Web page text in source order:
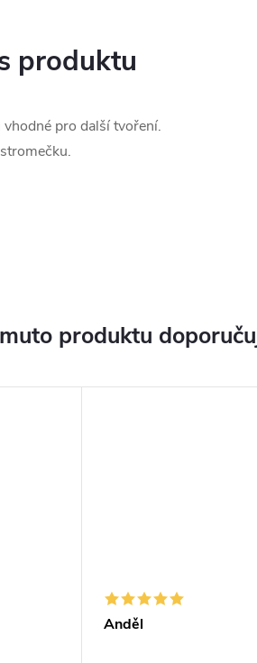
produktu
pro další tvoření.
produktu
Anděl